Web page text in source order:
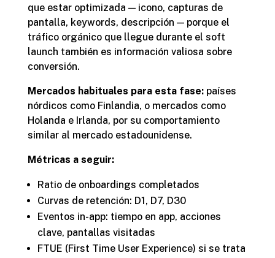
que estar optimizada — icono, capturas de
pantalla, keywords, descripción — porque el
tráfico orgánico que llegue durante el soft
launch también es información valiosa sobre
conversión.
Mercados habituales para esta fase:países
nórdicos como Finlandia, o mercados como
Holanda e Irlanda, por su comportamiento
similar al mercado estadounidense.
Métricas a seguir:
Ratio de onboardings completados
Curvas de retención: D1, D7, D30
Eventos in-app: tiempo en app, acciones
clave, pantallas visitadas
FTUE (First Time User Experience) si se trata